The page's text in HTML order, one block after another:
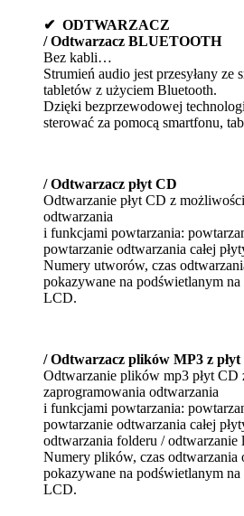
✔ ODTWARZACZ
/ Odtwarzacz BLUETOOTH
Bez kabli…
Strumień audio jest przesyłany
tabletów z użyciem Bluetooth.
Dzięki bezprzewodowej
sterować za pomocą smartfonu,
/ Odtwarzacz płyt CD
Odtwarzanie płyt CD z
odtwarzania
i funkcjami powtarzania:
powtarzanie odtwarzania całej
Numery utworów, czas
pokazywane na podświetlanym
LCD.
/ Odtwarzacz plików MP3 z płyt
Odtwarzanie plików mp3 płyt CD
zaprogramowania odtwarzania
i funkcjami powtarzania:
powtarzanie odtwarzania całej
odtwarzania folderu / odtwarzanie
Numery plików, czas odtwarzania
pokazywane na podświetlanym
LCD.